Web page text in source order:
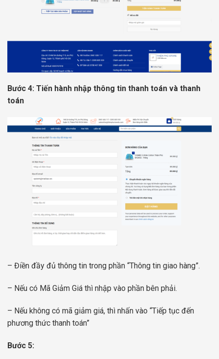
Bước 4: Tiến hành nhập thông tin thanh toán và thanh
toán
– Điền đầy đủ thông tin trong phần “Thông tin giao hàng”.
– Nếu có Mã Giảm Giá thì nhập vào phần bên phải.
– Nếu không có mã giảm giá, thì nhấn vào “Tiếp tục đến
phương thức thanh toán”
Bước 5: